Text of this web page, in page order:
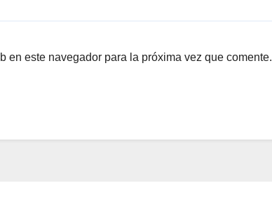
en este navegador para la próxima vez que comente.